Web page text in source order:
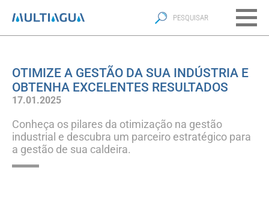
OTIMIZE A GESTÃO DA SUA INDÚSTRIA E
OBTENHA EXCELENTES RESULTADOS
17.01.2025
Conheça os pilares da otimização na gestão
industrial e descubra um parceiro estratégico para
a gestão de sua caldeira.